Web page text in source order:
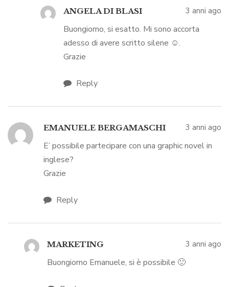
ANGELA DI BLASI 3 anni ago
Buongiorno, si esatto. Mi sono accorta
adesso di avere scritto silene ☺️.
Grazie
Reply
EMANUELE BERGAMASCHI 3 anni ago
E’ possibile partecipare con una graphic novel in
inglese?
Grazie
Reply
MARKETING 3 anni ago
Buongiorno Emanuele, si è possibile 🙂